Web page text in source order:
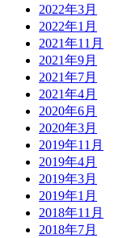
2022年3月
2022年1月
2021年11月
2021年9月
2021年7月
2021年4月
2020年6月
2020年3月
2019年11月
2019年4月
2019年3月
2019年1月
2018年11月
2018年7月